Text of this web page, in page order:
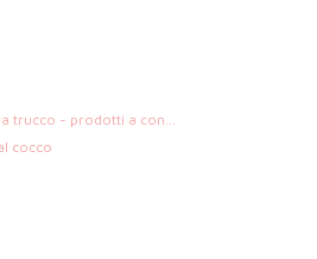
trucco - prodotti a con...
cocco